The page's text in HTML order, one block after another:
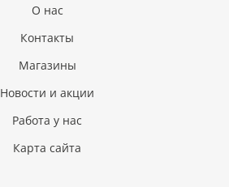
О нас
Контакты
Магазины
Новости и акции
Работа у нас
Карта сайта